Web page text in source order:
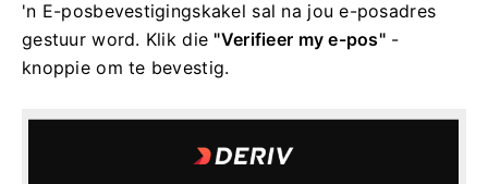
'n E-posbevestigingskakel sal na jou e-posadres
gestuur word. Klik die "Verifieer my e-pos" -
knoppie om te bevestig.